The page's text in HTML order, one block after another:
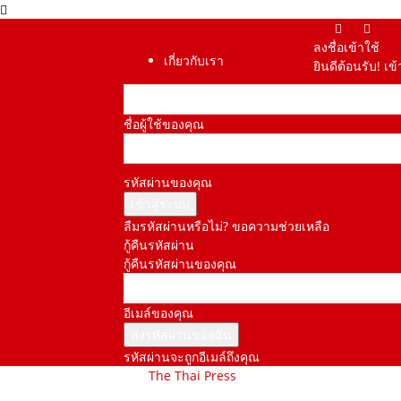
เกี่ยวกับเรา
ลงชื่อเข้าใช้
ยินดีต้อนรับ! เ
ชื่อผู้ใช้ของคุณ
รหัสผ่านของคุณ
ลืมรหัสผ่านหรือไม่? ขอความช่วยเหลือ
กู้คืนรหัสผ่าน
กู้คืนรหัสผ่านของคุณ
อีเมล์ของคุณ
รหัสผ่านจะถูกอีเมล์ถึงคุณ
The Thai Press